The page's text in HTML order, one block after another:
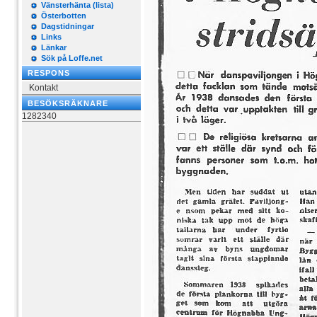
Vänsterhänta (lista)
Österbotten
Dagstidningar
Links
Länkar
Sök på Loffe.net
RESPONS
Kontakt
BESÖKSRÄKNARE
1282340